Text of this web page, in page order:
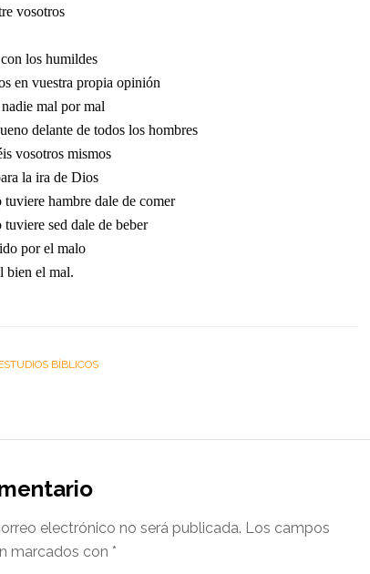
vosotros
los humildes
en vuestra propia opinión
mal por mal
delante de todos los hombres
vosotros mismos
la ira de Dios
tuviere hambre dale de comer
tuviere sed dale de beber
por el malo
bien el mal.
BÍBLICOS
electrónico no será publicada. Los campos
marcados con *